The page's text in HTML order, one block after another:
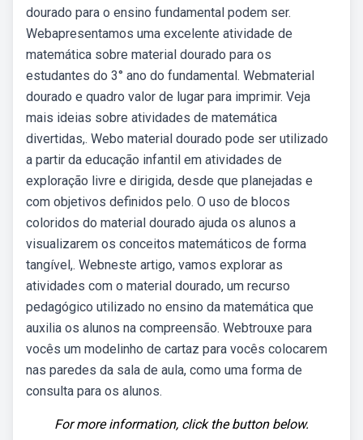
dourado para o ensino fundamental podem ser.
Webapresentamos uma excelente atividade de
matemática sobre material dourado para os
estudantes do 3° ano do fundamental. Webmaterial
dourado e quadro valor de lugar para imprimir. Veja
mais ideias sobre atividades de matemática
divertidas,. Webo material dourado pode ser utilizado
a partir da educação infantil em atividades de
exploração livre e dirigida, desde que planejadas e
com objetivos definidos pelo. O uso de blocos
coloridos do material dourado ajuda os alunos a
visualizarem os conceitos matemáticos de forma
tangível,. Webneste artigo, vamos explorar as
atividades com o material dourado, um recurso
pedagógico utilizado no ensino da matemática que
auxilia os alunos na compreensão. Webtrouxe para
vocês um modelinho de cartaz para vocês colocarem
nas paredes da sala de aula, como uma forma de
consulta para os alunos.
For more information, click the button below.